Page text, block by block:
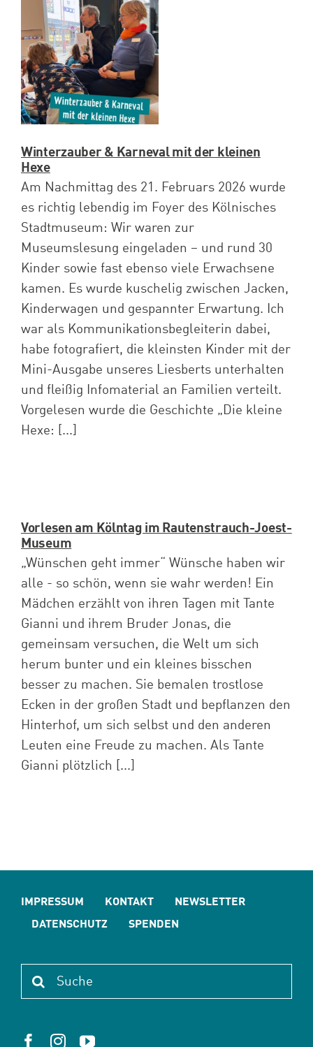
Winterzauber & Karneval mit der kleinen
Hexe
Am Nachmittag des 21. Februars 2026 wurde
es richtig lebendig im Foyer des Kölnisches
Stadtmuseum: Wir waren zur
Museumslesung eingeladen – und rund 30
Kinder sowie fast ebenso viele Erwachsene
kamen. Es wurde kuschelig zwischen Jacken,
Kinderwagen und gespannter Erwartung. Ich
war als Kommunikationsbegleiterin dabei,
habe fotografiert, die kleinsten Kinder mit der
Mini-Ausgabe unseres Liesberts unterhalten
und fleißig Infomaterial an Familien verteilt.
Vorgelesen wurde die Geschichte „Die kleine
Hexe: [...]
Vorlesen am Kölntag im Rautenstrauch-Joest-
Museum
„Wünschen geht immer“ Wünsche haben wir
alle - so schön, wenn sie wahr werden! Ein
Mädchen erzählt von ihren Tagen mit Tante
Gianni und ihrem Bruder Jonas, die
gemeinsam versuchen, die Welt um sich
herum bunter und ein kleines bisschen
besser zu machen. Sie bemalen trostlose
Ecken in der großen Stadt und bepflanzen den
Hinterhof, um sich selbst und den anderen
Leuten eine Freude zu machen. Als Tante
Gianni plötzlich [...]
IMPRESSUM KONTAKT
NEWSLETTER
DATENSCHUTZ
SPENDEN
Suche